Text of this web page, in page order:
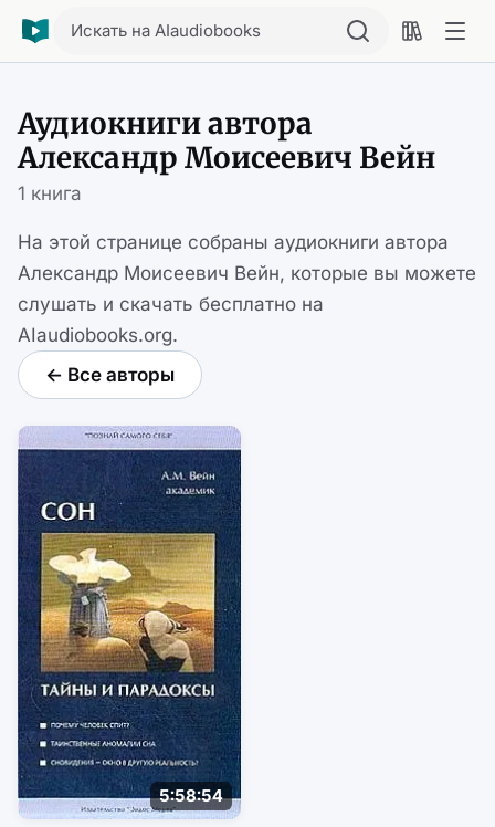
Искать на AIaudiobooks
Аудиокниги автора
Александр Моисеевич Вейн
1 книга
На этой странице собраны аудиокниги автора
Александр Моисеевич Вейн, которые вы можете
слушать и скачать бесплатно на
AIaudiobooks.org.
← Все авторы
5:58:54